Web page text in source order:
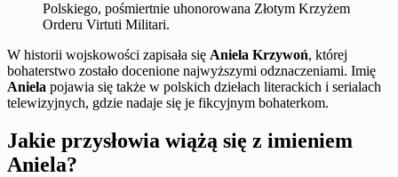
Polskiego, pośmiertnie uhonorowana Złotym Krzyżem
Orderu Virtuti Militari.
W historii wojskowości zapisała się Aniela Krzywoń, której
bohaterstwo zostało docenione najwyższymi odznaczeniami. Imię
Aniela pojawia się także w polskich dziełach literackich i serialach
telewizyjnych, gdzie nadaje się je fikcyjnym bohaterkom.
Jakie przysłowia wiążą się z imieniem
Aniela?